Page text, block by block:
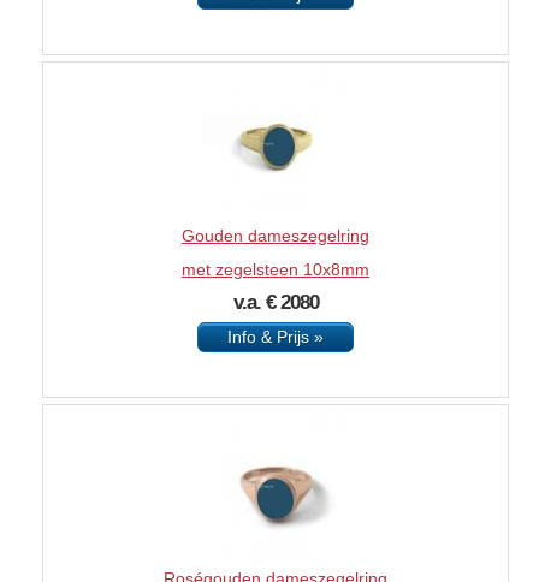
Gouden dameszegelring
met zegelsteen 10x8mm
v.a. € 2080
Info & Prijs »